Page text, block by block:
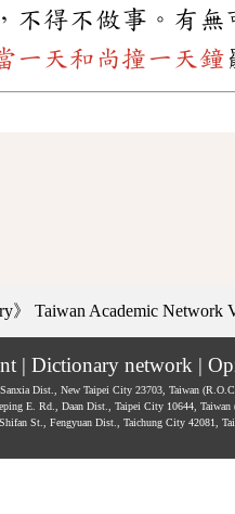
不得不做事。有
一天和尚撞一天鐘
》 Taiwan Academic Network
| Dictionary network |
Dist., New Taipei City 23703, Taiwan
E. Rd., Daan Dist., Taipei City 10644, Taiwan
St., Fengyuan Dist., Taichung City 42081,